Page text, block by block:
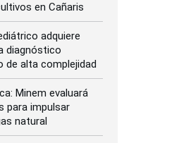
en Cañaris
adquiere
diagnóstico
de alta complejidad
Minem evaluará
para impulsar
natural